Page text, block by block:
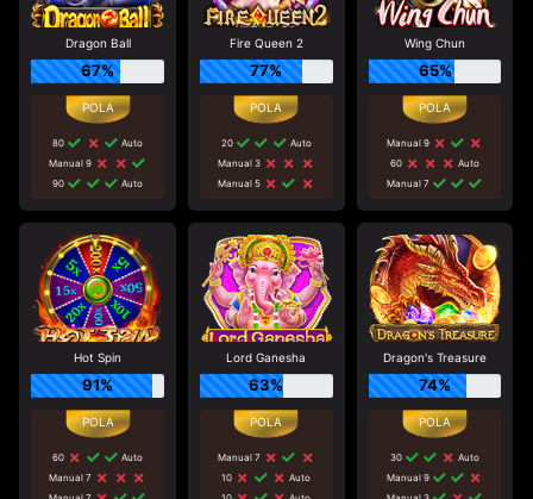
Dragon Ball
67%
80
Auto
Manual 9
90
Auto
Fire Queen 2
77%
20
Auto
Manual 3
Manual 5
Wing Chun
65%
Manual 9
60
Auto
Manual 7
Hot Spin
91%
60
Auto
Manual 7
Lord Ganesha
63%
Manual 7
10
Auto
Dragon's Treasure
74%
30
Auto
Manual 9